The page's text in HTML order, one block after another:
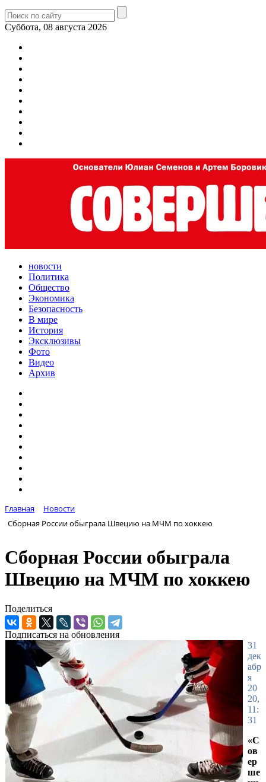
Суббота, 08 августа 2026
новости
Политика
Общество
Экономика
Безопасность
В мире
История
Эксклюзивы
Фото
Видео
Архив
Главная
Новости
Сборная России обыграла Швецию на МЧМ по хоккею
Сборная России обыграла
Швецию на МЧМ по хоккею
Поделиться
Подписаться на обновления
31
дек
абр
я
20
20,
11:
31
«С
ов
ер
ше